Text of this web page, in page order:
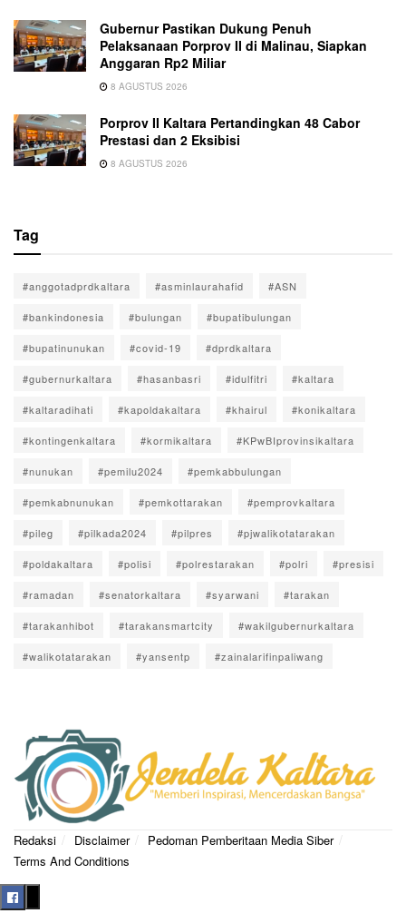
Gubernur Pastikan Dukung Penuh
Pelaksanaan Porprov II di Malinau, Siapkan
Anggaran Rp2 Miliar
8 AGUSTUS 2026
Porprov II Kaltara Pertandingkan 48 Cabor
Prestasi dan 2 Eksibisi
8 AGUSTUS 2026
Tag
#anggotadprdkaltara #asminlaurahafid #ASN
#bankindonesia #bulungan #bupatibulungan
#bupatinunukan #covid-19 #dprdkaltara
#gubernurkaltara #hasanbasri #idulfitri #kaltara
#kaltaradihati #kapoldakaltara #khairul #konikaltara
#kontingenkaltara #kormikaltara #KPwBIprovinsikaltara
#nunukan #pemilu2024 #pemkabbulungan
#pemkabnunukan #pemkottarakan #pemprovkaltara
#pileg #pilkada2024 #pilpres #pjwalikotatarakan
#poldakaltara #polisi #polrestarakan #polri #presisi
#ramadan #senatorkaltara #syarwani #tarakan
#tarakanhibot #tarakansmartcity #wakilgubernurkaltara
#walikotatarakan #yansentp #zainalarifinpaliwang
Redaksi Disclaimer
Pedoman Pemberitaan Media Siber
Terms And Conditions